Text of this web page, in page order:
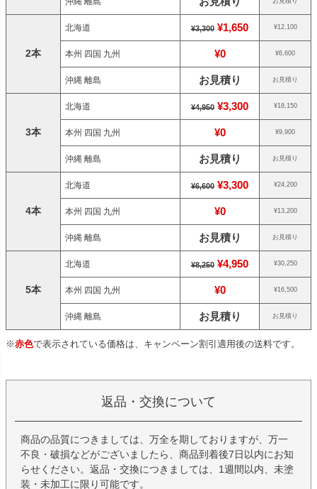
2本
北海道 ¥3,300 ¥1,650 ¥12,100
本州 四国 九州 ¥0 ¥6,600
沖縄 離島 お見積り お見積り
3本
北海道 ¥4,950 ¥3,300 ¥18,150
本州 四国 九州 ¥0 ¥9,900
沖縄 離島 お見積り お見積り
4本
北海道 ¥6,600 ¥3,300 ¥24,200
本州 四国 九州 ¥0 ¥13,200
沖縄 離島 お見積り お見積り
5本
北海道 ¥8,250 ¥4,950 ¥30,250
本州 四国 九州 ¥0 ¥16,500
沖縄 離島 お見積り お見積り
※赤色で表示されている価格は、キャンペーン割引適用後の送料です。
返品・交換について
商品の品質につきましては、万全を期しておりますが、万一
不良・破損などがございましたら、商品到着後7日以内にお知
らせください。返品・交換につきましては、1週間以内、未塗
装・未加工に限り可能です。